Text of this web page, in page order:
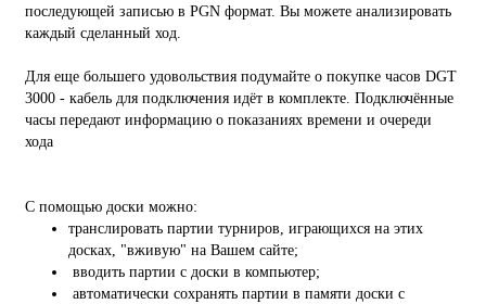
последующей записью в PGN формат. Вы можете анализировать
каждый сделанный ход.
Для еще большего удовольствия подумайте о покупке часов DGT
3000 - кабель для подключения идёт в комплекте. Подключённые
часы передают информацию о показаниях времени и очереди
хода
С помощью доски можно:
транслировать партии турниров, играющихся на этих
досках, "вживую" на Вашем сайте;
вводить партии с доски в компьютер;
автоматически сохранять партии в памяти доски с